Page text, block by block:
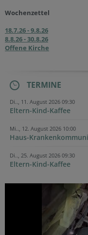
Wochenzettel
18.7.26 - 9.8.26
8.8.26 - 30.8.26
Offene Kirche
TERMINE
Di.., 11. August 2026 09:30
Eltern-Kind-Kaffee
Mi.., 12. August 2026 10:00
Haus-
Di.., 25. August 2026 09:30
Eltern-Kind-Kaffee